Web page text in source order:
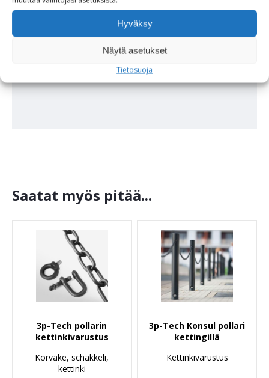
Hyväksy
Näytä asetukset
Tietosuoja
Lisätieto-linkit:
Saatat myös pitää...
3p-Tech pollarin
kettinkivarustus
Korvake, schakkeli,
kettinki
3p-Tech Konsul pollari
kettingillä
Kettinkivarustus